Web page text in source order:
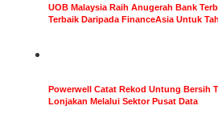
UOB Malaysia Raih Anugerah Bank
Terbaik Daripada FinanceAsia Untuk
Powerwell Catat Rekod Untung Bersih
Lonjakan Melalui Sektor Pusat Data